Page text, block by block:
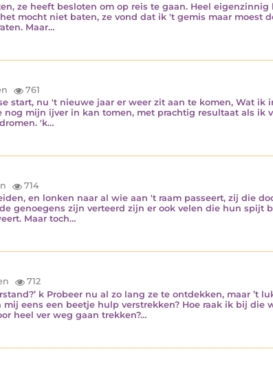
ze heeft besloten om op reis te gaan. Heel
mocht niet baten, ze vond dat ik 't gemis maar moest
Maar…
761
start, nu 't nieuwe jaar er weer zit aan te komen, Wat
nog mijn ijver in kan tomen, met prachtig resultaat als ik
'k…
714
en lonken naar al wie aan 't raam passeert, zij die
genoegens zijn verteerd zijn er ook velen die hun spijt
Maar toch…
712
k Probeer nu al zo lang ze te ontdekken, maar ’t
eens een beetje hulp verstrekken? Hoe raak ik bij die
heel ver weg gaan trekken?…